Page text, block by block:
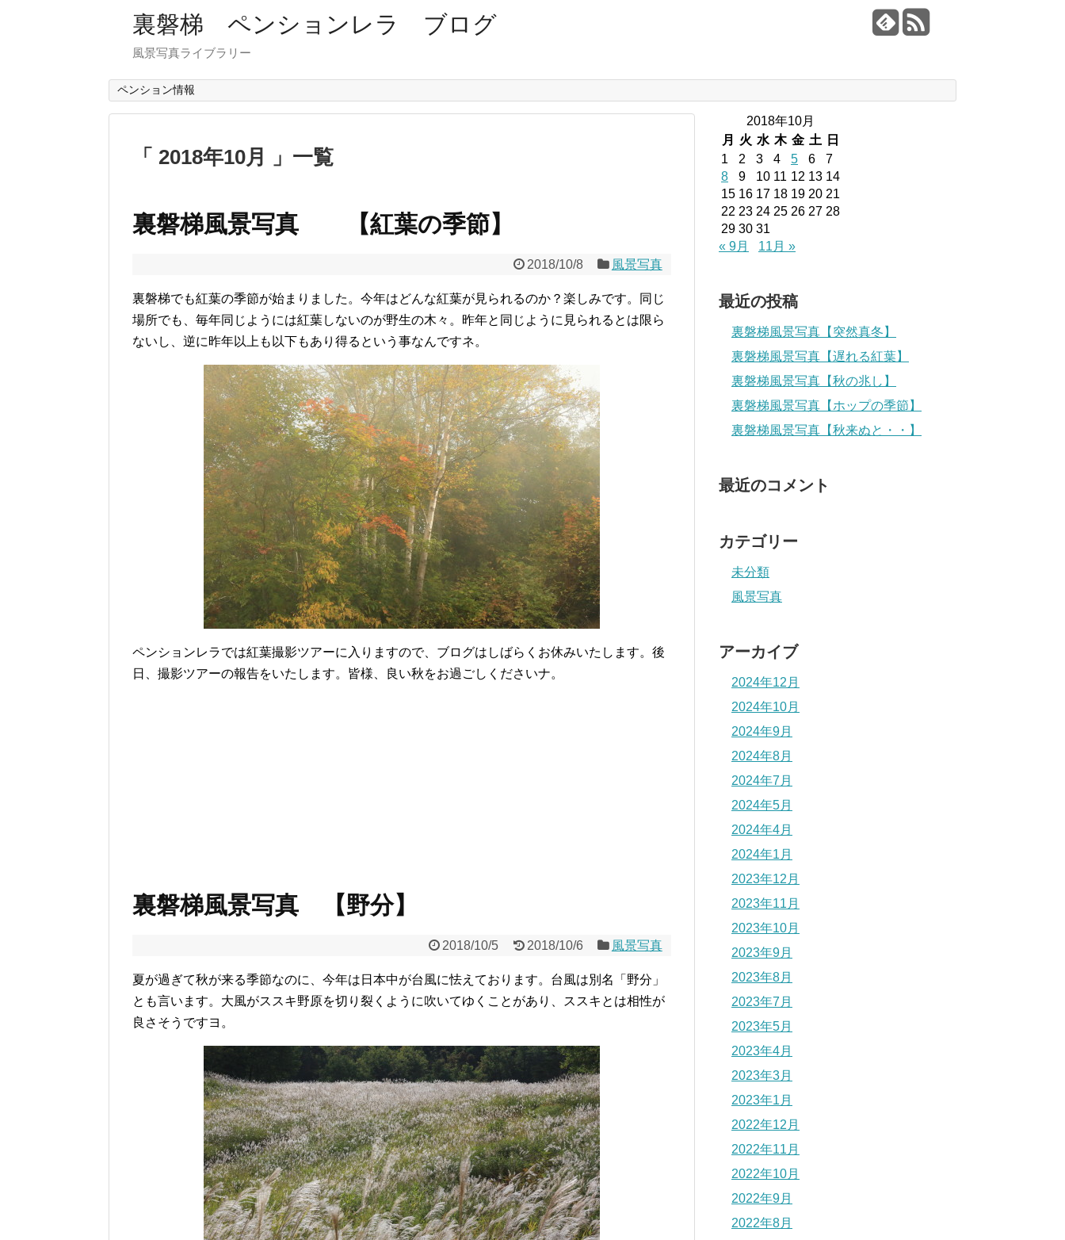
裏磐梯 ペンションレラ ブログ
風景写真ライブラリー
ペンション情報
2018年10月 一覧
裏磐梯風景写真 【紅葉の季節】
2018/10/8 風景写真
裏磐梯でも紅葉の季節が始まりました。今年はどんな紅葉が見られるのか？楽しみです。同じ
場所でも、毎年同じようには紅葉しないのが野生の木々。昨年と同じように見られるとは限ら
ないし、逆に昨年以上も以下もあり得るという事なんですネ。
ペンションレラでは紅葉撮影ツアーに入りますので、ブログはしばらくお休みいたします。後
日、撮影ツアーの報告をいたします。皆様、良い秋をお過ごしくださいナ。
裏磐梯風景写真 【野分】
2018/10/5 2018/10/6 風景写真
夏が過ぎて秋が来る季節なのに、今年は日本中が台風に怯えております。台風は別名「野分」
とも言います。大風がススキ野原を切り裂くように吹いてゆくことがあり、ススキとは相性が
良さそうですヨ。
2018年10月
月
火 水 木 金 土
日
1
2 3 4 5 6
7
8
9 10 11 12 13 14
15 16 17 18 19 20 21
22 23 24 25 26 27 28
29 30 31
« 9月
11月 »
最近の投稿
裏磐梯風景写真【突然真冬】
裏磐梯風景写真【遅れる紅葉】
裏磐梯風景写真【秋の兆し】
裏磐梯風景写真【ホップの季節】
裏磐梯風景写真【秋来ぬと・・】
最近のコメント
カテゴリー
未分類
風景写真
アーカイブ
2024年12月
2024年10月
2024年9月
2024年8月
2024年7月
2024年5月
2024年4月
2024年1月
2023年12月
2023年11月
2023年10月
2023年9月
2023年8月
2023年7月
2023年5月
2023年4月
2023年3月
2023年1月
2022年12月
2022年11月
2022年10月
2022年9月
2022年8月